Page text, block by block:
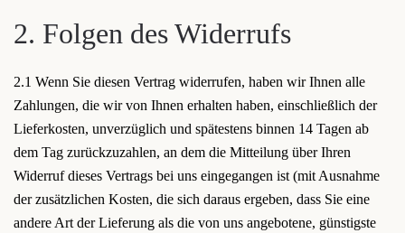
2. Folgen des Widerrufs
2.1 Wenn Sie diesen Vertrag widerrufen, haben wir Ihnen alle
Zahlungen, die wir von Ihnen erhalten haben, einschließlich der
Lieferkosten, unverzüglich und spätestens binnen 14 Tagen ab
dem Tag zurückzuzahlen, an dem die Mitteilung über Ihren
Widerruf dieses Vertrags bei uns eingegangen ist (mit Ausnahme
der zusätzlichen Kosten, die sich daraus ergeben, dass Sie eine
andere Art der Lieferung als die von uns angebotene, günstigste